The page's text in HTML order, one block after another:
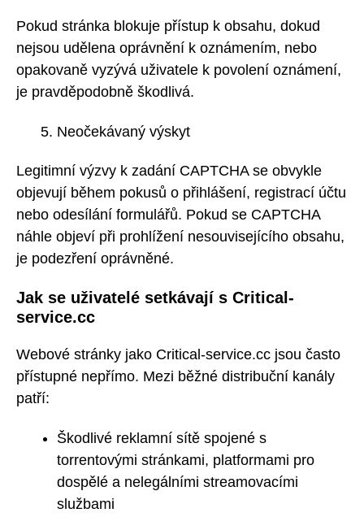
Pokud stránka blokuje přístup k obsahu, dokud
nejsou udělena oprávnění k oznámením, nebo
opakovaně vyzývá uživatele k povolení oznámení,
je pravděpodobně škodlivá.
Neočekávaný výskyt
Legitimní výzvy k zadání CAPTCHA se obvykle
objevují během pokusů o přihlášení, registrací účtu
nebo odesílání formulářů. Pokud se CAPTCHA
náhle objeví při prohlížení nesouvisejícího obsahu,
je podezření oprávněné.
Jak se uživatelé setkávají s Critical-
service.cc
Webové stránky jako Critical-service.cc jsou často
přístupné nepřímo. Mezi běžné distribuční kanály
patří:
Škodlivé reklamní sítě spojené s
torrentovými stránkami, platformami pro
dospělé a nelegálními streamovacími
službami